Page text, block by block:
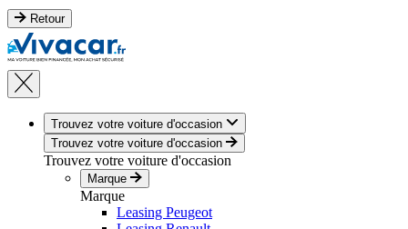
Retour
Trouvez votre voiture d'occasion
Trouvez votre voiture d'occasion
Trouvez votre voiture d'occasion
Marque
Marque
Leasing Peugeot